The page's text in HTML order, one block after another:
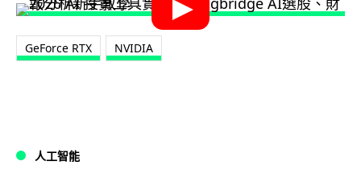
GeForce RTX NVIDIA
人工智能